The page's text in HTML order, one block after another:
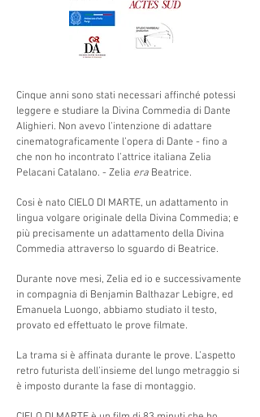
Cinque anni sono stati necessari affinché potessi
leggere e studiare la Divina Commedia di Dante
Alighieri. Non avevo l’intenzione di adattare
cinematograficamente l’opera di Dante - fino a
che non ho incontrato l’attrice italiana Zelia
Pelacani Catalano. - Zelia era Beatrice.
Cosi è nato CIELO DI MARTE, un adattamento in
lingua volgare originale della Divina Commedia; e
più precisamente un adattamento della Divina
Commedia attraverso lo sguardo di Beatrice.
Durante nove mesi, Zelia ed io e successivamente
in compagnia di Benjamin Balthazar Lebigre, ed
Emanuela Luongo, abbiamo studiato il testo,
provato ed effettuato le prove filmate.
La trama si è affinata durante le prove. L’aspetto
retro futurista dell’insieme del lungo metraggio si
è imposto durante la fase di montaggio.